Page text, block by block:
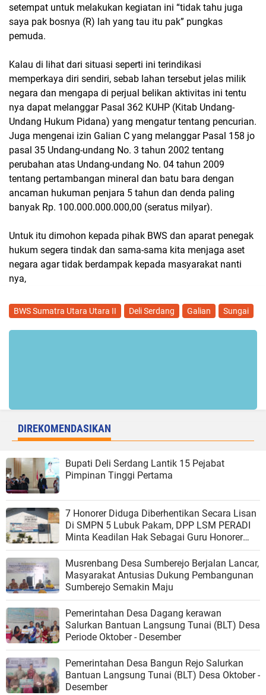
setempat untuk melakukan kegiatan ini “tidak tahu juga
saya pak bosnya (R) lah yang tau itu pak” pungkas
pemuda.
Kalau di lihat dari situasi seperti ini terindikasi
memperkaya diri sendiri, sebab lahan tersebut jelas milik
negara dan mengapa di perjual belikan aktivitas ini tentu
nya dapat melanggar Pasal 362 KUHP (Kitab Undang-
Undang Hukum Pidana) yang mengatur tentang pencurian.
Juga mengenai izin Galian C yang melanggar Pasal 158 jo
pasal 35 Undang-undang No. 3 tahun 2002 tentang
perubahan atas Undang-undang No. 04 tahun 2009
tentang pertambangan mineral dan batu bara dengan
ancaman hukuman penjara 5 tahun dan denda paling
banyak Rp. 100.000.000.000,00 (seratus milyar).
Untuk itu dimohon kepada pihak BWS dan aparat penegak
hukum segera tindak dan sama-sama kita menjaga aset
negara agar tidak berdampak kepada masyarakat nanti
nya,
BWS Sumatra Utara Utara II Deli Serdang Galian Sungai
DIREKOMENDASIKAN
Bupati Deli Serdang Lantik 15 Pejabat
Pimpinan Tinggi Pertama
7 Honorer Diduga Diberhentikan Secara Lisan
Di SMPN 5 Lubuk Pakam, DPP LSM PERADI
Minta Keadilan Hak Sebagai Guru Honorer
Diperhatikan
Musrenbang Desa Sumberejo Berjalan Lancar,
Masyarakat Antusias Dukung Pembangunan
Sumberejo Semakin Maju
Pemerintahan Desa Dagang kerawan
Salurkan Bantuan Langsung Tunai (BLT) Desa
Periode Oktober - Desember
Pemerintahan Desa Bangun Rejo Salurkan
Bantuan Langsung Tunai (BLT) Desa Oktober -
Desember